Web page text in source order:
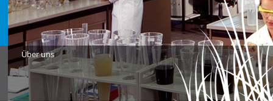
Über uns